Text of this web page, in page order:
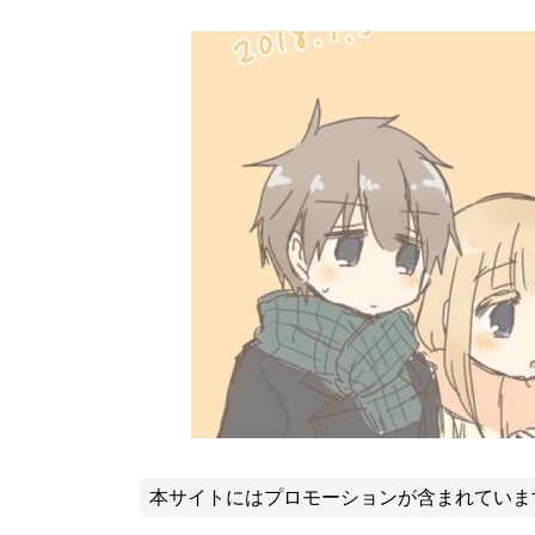
本サイトにはプロモーションが含まれてい